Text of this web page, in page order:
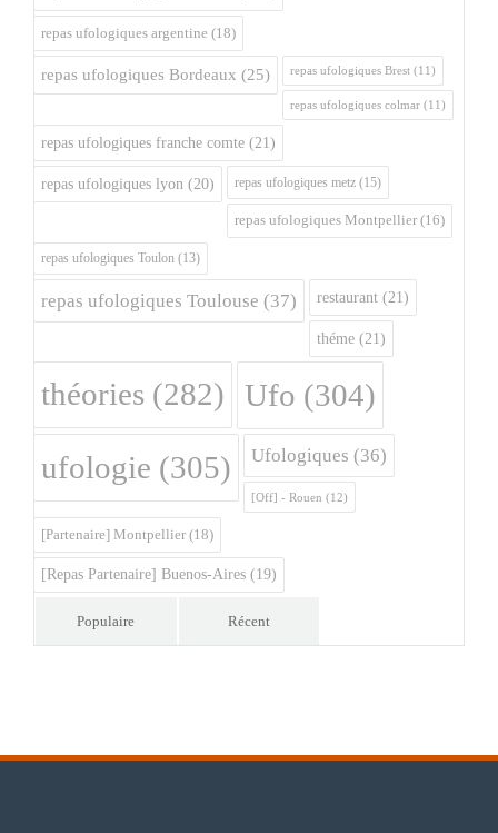
repas ufologiques argentine (18)
repas ufologiques Bordeaux (25) repas ufologiques Brest (11)
repas ufologiques colmar (11)
repas ufologiques franche comte (21)
repas ufologiques lyon (20) repas ufologiques metz (15)
repas ufologiques Montpellier (16)
repas ufologiques Toulon (13)
repas ufologiques Toulouse (37) restaurant (21)
théme (21)
théories (282) Ufo (304)
ufologie (305) Ufologiques (36)
[Off] - Rouen (12)
[Partenaire] Montpellier (18)
[Repas Partenaire] Buenos-Aires (19)
Populaire Récent